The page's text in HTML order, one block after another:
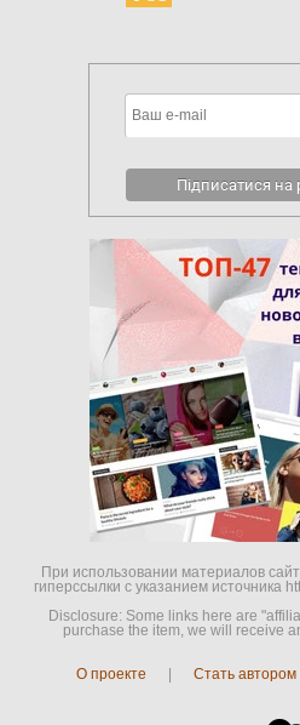
При использовании материалов
гиперссылки c указанием источника
Disclosure: Some links here are
purchase the item, we will receive
О проекте | Стать автором